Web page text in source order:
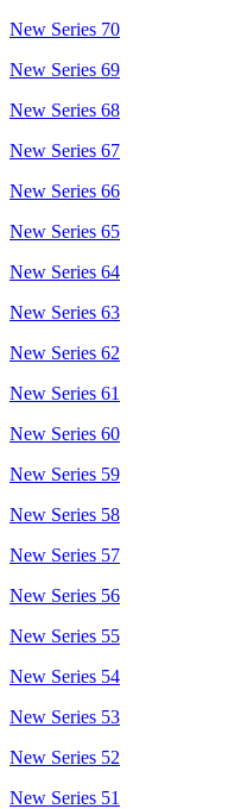
New Series 70
New Series 69
New Series 68
New Series 67
New Series 66
New Series 65
New Series 64
New Series 63
New Series 62
New Series 61
New Series 60
New Series 59
New Series 58
New Series 57
New Series 56
New Series 55
New Series 54
New Series 53
New Series 52
New Series 51